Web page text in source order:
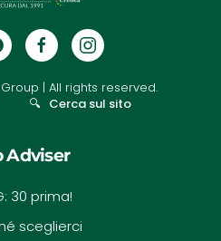
| All rights reserved.
🔍 Cerca sul sito
Adviser
30 prima!
sceglierci